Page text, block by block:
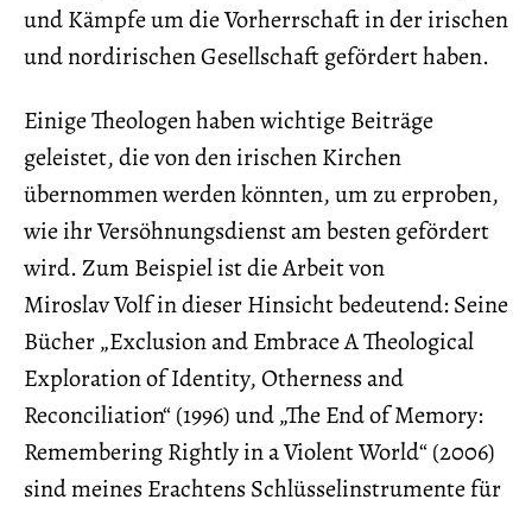
und Kämpfe um die Vorherrschaft in der irischen
und nordirischen Gesellschaft gefördert haben.
Einige Theologen haben wichtige Beiträge
geleistet, die von den irischen Kirchen
übernommen werden könnten, um zu erproben,
wie ihr Versöhnungsdienst am besten gefördert
wird. Zum Beispiel ist die Arbeit von
Miroslav Volf in dieser Hinsicht bedeutend: Seine
Bücher „Exclusion and Embrace A Theological
Exploration of Identity, Otherness and
Reconciliation“ (1996) und „The End of Memory:
Remembering Rightly in a Violent World“ (2006)
sind meines Erachtens Schlüsselinstrumente für